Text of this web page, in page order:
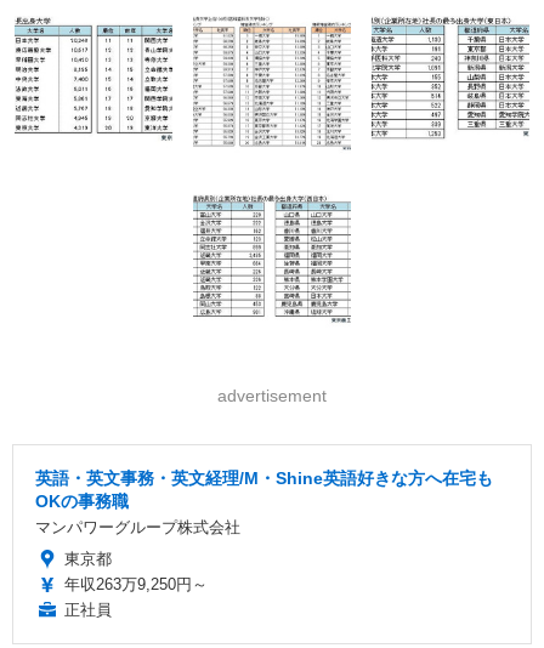
advertisement
英語・英文事務・英文経理/M・Shine英語好きな方へ在宅も
OKの事務職
マンパワーグループ株式会社
東京都
年収263万9,250円～
正社員